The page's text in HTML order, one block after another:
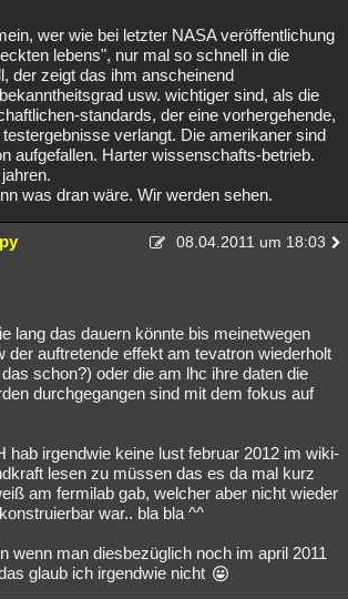
wer wie bei letzter NASA veröffentlichung
lebens", nur mal so schnell in die
der zeigt das ihm anscheinend
usw. wichtiger sind, als die
standards, der eine vorhergehende,
verlangt. Die amerikaner sind
aufgefallen. Harter wissenschafts-betrieb.
was dran wäre. Wir werden sehen.
08.04.2011 um 18:03
lang das dauern könnte bis meinetwegen
der auftretende effekt am tevatron wiederholt
schon?) oder die am lhc ihre daten die
durchgegangen sind mit dem fokus auf
hab irgendwie keine lust februar 2012 im wiki-
lesen zu müssen das es da mal kurz
am fermilab gab, welcher aber nicht wieder
war.. bla bla ^^
wenn man diesbezüglich noch im april 2011
glaub ich irgendwie nicht